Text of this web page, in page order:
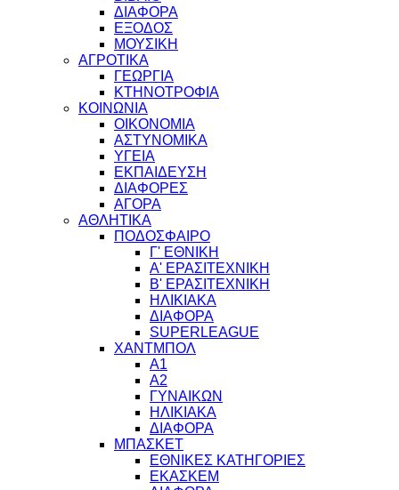
ΔΙΑΦΟΡΑ
ΕΞΟΔΟΣ
ΜΟΥΣΙΚΗ
ΑΓΡΟΤΙΚΑ
ΓΕΩΡΓΙΑ
ΚΤΗΝΟΤΡΟΦΙΑ
ΚΟΙΝΩΝΙΑ
ΟΙΚΟΝΟΜΙΑ
ΑΣΤΥΝΟΜΙΚΑ
ΥΓΕΙΑ
ΕΚΠΑΙΔΕΥΣΗ
ΔΙΑΦΟΡΕΣ
ΑΓΟΡΑ
ΑΘΛΗΤΙΚΑ
ΠΟΔΟΣΦΑΙΡΟ
Γ' ΕΘΝΙΚΗ
Α' ΕΡΑΣΙΤΕΧΝΙΚΗ
Β' ΕΡΑΣΙΤΕΧΝΙΚΗ
ΗΛΙΚΙΑΚΑ
ΔΙΑΦΟΡΑ
SUPERLEAGUE
ΧΑΝΤΜΠΟΛ
Α1
Α2
ΓΥΝΑΙΚΩΝ
ΗΛΙΚΙΑΚΑ
ΔΙΑΦΟΡΑ
ΜΠΑΣΚΕΤ
ΕΘΝΙΚΕΣ ΚΑΤΗΓΟΡΙΕΣ
ΕΚΑΣΚΕΜ